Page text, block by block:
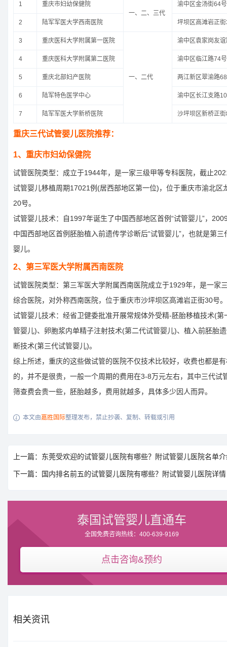
1
重庆市妇幼保健院
一、二、三代
渝中区金汤街64号
2 陆军军医大学西南医院 坪坝区高滩岩正
3 重庆医科大学附属第一医院
一、二代
渝中区袁家岗友
4 重庆医科大学附属第二医院 渝中区临江路74号
5 重庆北部妇产医院 两江新区翠渝路
6 陆军特色医学中心 渝中区长江支路
7 陆军军医大学新桥医院 沙坪坝区新桥正
重庆三代试管婴儿医院推荐：
1、重庆市妇幼保健院
试管医院类型：成立于1944年，是一家三级甲等专科医院，截止
试管婴儿移植周期17021例(居西部地区第一位)，位于重庆市渝北区
20号。
试管婴儿技术：自1997年诞生了中国西部地区首例“试管婴儿”，
中国西部地区首例胚胎植入前遗传学诊断后“试管婴儿”，也就是第三
婴儿。
2、第三军医大学附属西南医院
试管医院类型：第三军医大学附属西南医院成立于1929年，是一家
综合医院，对外称西南医院，位于重庆市沙坪坝区高滩岩正街30号。
试管婴儿技术：经省卫健委批准开展常规体外受精-胚胎移植技术(第
管婴儿)、卵胞浆内单精子注射技术(第二代试管婴儿)、植入前胚胎
断技术(第三代试管婴儿)。
综上所述，重庆的这些做试管的医院不仅技术比较好，收费也都是
的，并不是很贵，一般一个周期的费用在3-8万元左右，其中三代试
筛查费会贵一些，胚胎越多，费用就越多，具体多少因人而异。
 本文由嘉胜国际整理发布，禁止抄袭、复制、转载或引用
上一篇：东莞受欢迎的试管婴儿医院有哪些？附试管婴儿医院名单
下一篇：国内排名前五的试管婴儿医院有哪些？附试管婴儿医院详
泰国试管婴儿直通车
全国免费咨询热线：400-639-9169
点击咨询&预约
相关资讯